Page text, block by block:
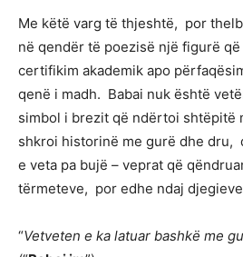
Me këtë varg të thjeshtë, por
në qendër të poezisë një figurë
certifikim akademik apo
qenë i madh. Babai nuk është
simbol i brezit që ndërtoi shtëpitë
shkroi historinë me gurë dhe dru,
e veta pa bujë – veprat që
tërmeteve, por edhe ndaj
“Vetveten e ka latuar bashkë me